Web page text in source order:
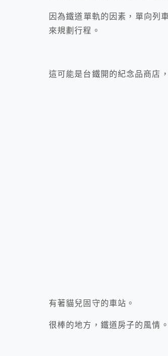
因為鐵道單軌的因素，單向列
來規劃行程。
這可能是台鐵開的紀念品商店
有著貓兒固守的車站。
很棒的地方，鐵道房子的風情。